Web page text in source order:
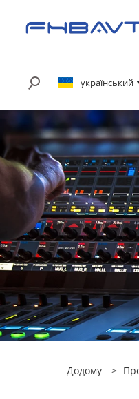
український
Додому >